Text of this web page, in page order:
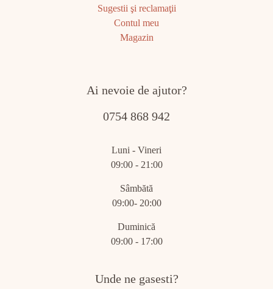
Sugestii şi reclamaţii
Contul meu
Magazin
Ai nevoie de ajutor?
0754 868 942
Luni - Vineri
09:00 - 21:00
Sâmbătă
09:00- 20:00
Duminică
09:00 - 17:00
Unde ne gasesti?